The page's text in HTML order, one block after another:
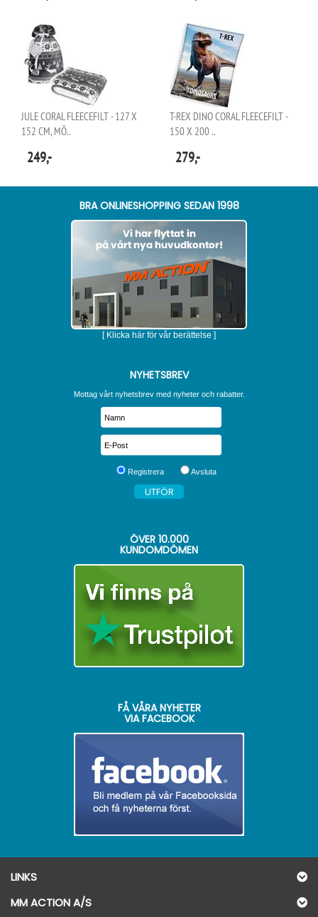
JULE CORAL FLEECEFILT - 127 X
152 CM, MÖ..
249,-
T-REX DINO CORAL FLEECEFILT -
150 X 200 ..
279,-
BRA ONLINESHOPPING SEDAN 1998
[ Klicka här för vår berättelse ]
NYHETSBREV
Mottag vårt nyhetsbrev med nyheter och rabatter.
Registrera Avsluta
ÖVER 10.000
KUNDOMDÖMEN
FÅ VÅRA NYHETER
VIA FACEBOOK
LINKS
MM ACTION A/S